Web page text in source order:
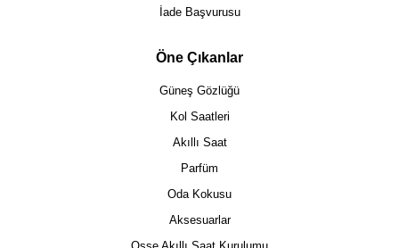
İade Başvurusu
Öne Çıkanlar
Güneş Gözlüğü
Kol Saatleri
Akıllı Saat
Parfüm
Oda Kokusu
Aksesuarlar